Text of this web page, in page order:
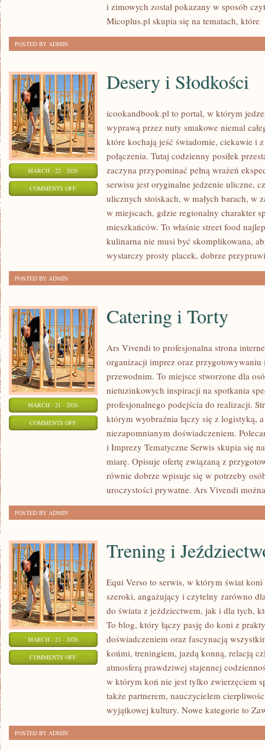
i zimowych został pokazany w sposób
Micoplus.pl skupia się na tematach, które
POSTED BY ADMIN
MARCH - 22 - 2026
COMMENTS OFFON
SŁODKOŚCI
Desery i Słodkości
icookandbook.pl to portal, w którym
wyprawą przez nuty smakowe niemal
które kochają jeść świadomie, ciekawie i
połączenia. Tutaj codzienny posiłek
zaczyna przypominać pełną wrażeń
serwisu jest oryginalne jedzenie uliczne,
ulicznych stoiskach, w małych barach, w
w miejscach, gdzie regionalny charakter
mieszkańców. To właśnie street food
kulinarna nie musi być skomplikowana,
wystarczy prosty placek, dobrze
POSTED BY ADMIN
MARCH - 21 - 2026
COMMENTS OFFON
Catering i Torty
Ars Vivendi to profesjonalna strona
organizacji imprez oraz
przewodnim. To miejsce stworzone dla
nietuzinkowych inspiracji na spotkania
profesjonalnego podejścia do realizacji.
którym wyobraźnia łączy się z logistyką,
niezapomnianym doświadczeniem.
i Imprezy Tematyczne Serwis skupia się
miarę. Opisuje ofertę związaną z
równie dobrze wpisuje się w potrzeby
uroczystości prywatne. Ars Vivendi można
POSTED BY ADMIN
MARCH - 21 - 2026
COMMENTS OFFON
JEŹDZIECTWO
Trening i
Equi Verso to serwis, w którym świat
szeroki, angażujący i czytelny zarówno
do świata z jeździectwem, jak i dla tych,
To blog, który łączy pasję do koni z
doświadczeniem oraz fascynacją
końmi, treningiem, jazdą konną, relacją
atmosferą prawdziwej stajennej
w którym koń nie jest tylko zwierzęciem
także partnerem, nauczycielem
wyjątkowej kultury. Nowe kategorie to
POSTED BY ADMIN